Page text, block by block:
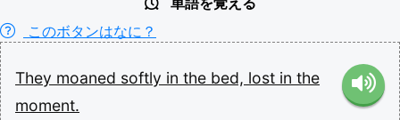
単語を覚える
このボタンはなに？
They moaned softly in the bed, lost in the
moment.